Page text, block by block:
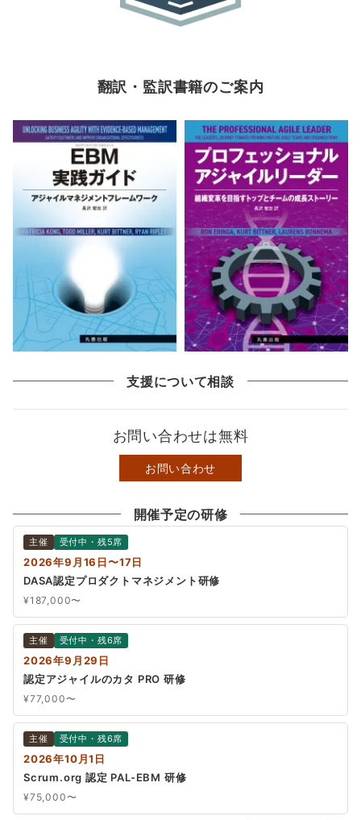
翻訳・監訳書籍のご案内
支援について相談
お問い合わせは無料
お問い合わせ
開催予定の研修
主催 受付中・残5席
2026年9月16日〜17日
DASA認定プロダクトマネジメント研修
¥187,000〜
主催 受付中・残6席
2026年9月29日
認定アジャイルのカタ PRO 研修
¥77,000〜
主催 受付中・残6席
2026年10月1日
Scrum.org 認定 PAL-EBM 研修
¥75,000〜